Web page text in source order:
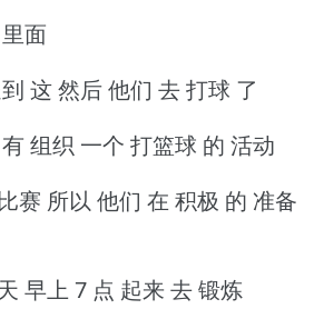
面
这 然后 他们 去 打球 了
组织 一个 打篮球 的 活动
赛 所以 他们 在 积极 的 准备
早上 7 点 起来 去 锻炼